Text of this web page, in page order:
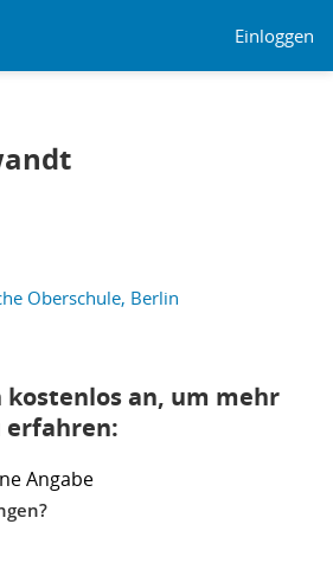
Einloggen
Oberschule, Berlin
kostenlos an, um mehr
erfahren:
Angabe